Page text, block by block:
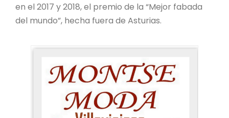
en el 2017 y 2018, el premio de la “Mejor fabada
del mundo”, hecha fuera de Asturias.